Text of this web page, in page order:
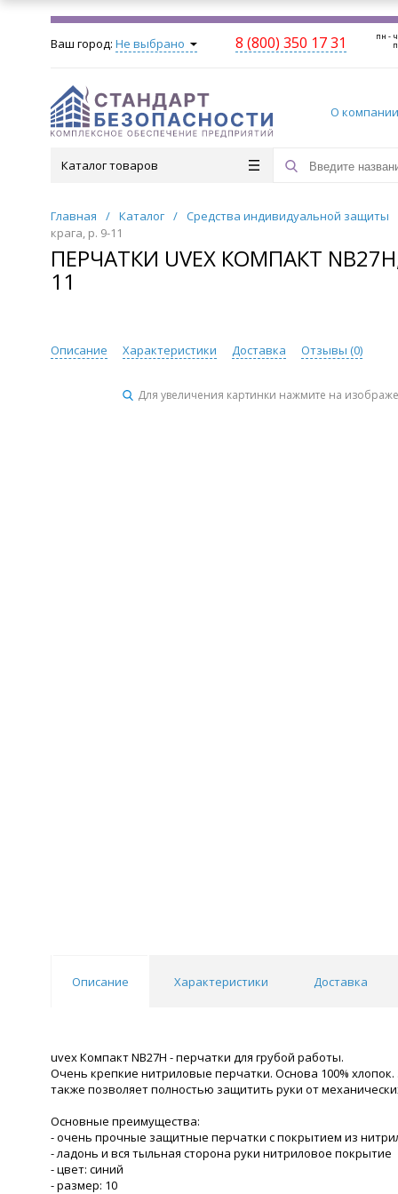
Ваш город: Не выбрано 8 (800) 350 17 31 пн -
О компании
Каталог товаров
Главная / Каталог / Средства индивидуальной защиты
крага, р. 9-11
ПЕРЧАТКИ UVEX КОМПАКТ
11
Описание Характеристики Доставка Отзывы (0)
Для увеличения картинки нажмите на
Описание Характеристики Доставка
uvex Компакт NB27H - перчатки для грубой работы.
Очень крепкие нитриловые перчатки. Основа 100%
также позволяет полностью защитить руки от
Основные преимущества:
- очень прочные защитные перчатки с покрытием из
- ладонь и вся тыльная сторона руки нитриловое покрытие
- цвет: синий
- размер: 10